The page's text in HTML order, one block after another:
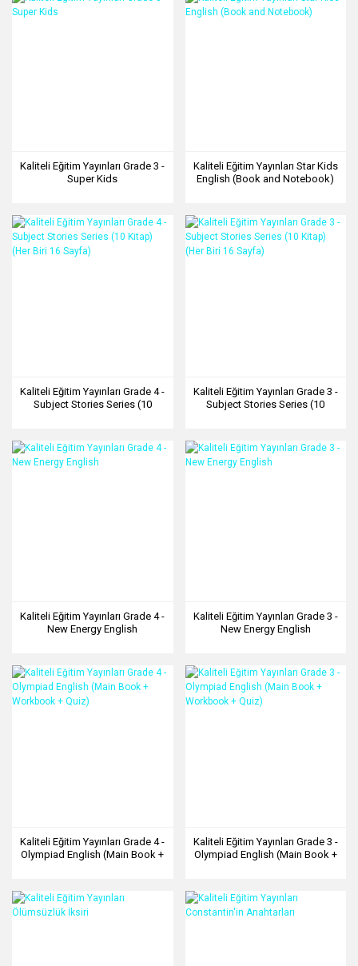
Kaliteli Eğitim Yayınları Grade 3 -
Super Kids
Kaliteli Eğitim Yayınları Star Kids
English (Book and Notebook)
Kaliteli Eğitim Yayınları Grade 4 -
Subject Stories Series (10
Kaliteli Eğitim Yayınları Grade 3 -
Subject Stories Series (10
Kaliteli Eğitim Yayınları Grade 4 -
New Energy English
Kaliteli Eğitim Yayınları Grade 3 -
New Energy English
Kaliteli Eğitim Yayınları Grade 4 -
Olympiad English (Main Book +
Kaliteli Eğitim Yayınları Grade 3 -
Olympiad English (Main Book +